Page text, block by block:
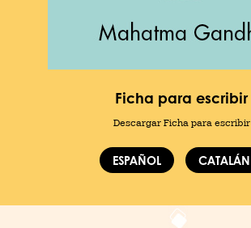
Ficha para escribir
Descargar Ficha para escribir
ESPAÑOL CATALÁN